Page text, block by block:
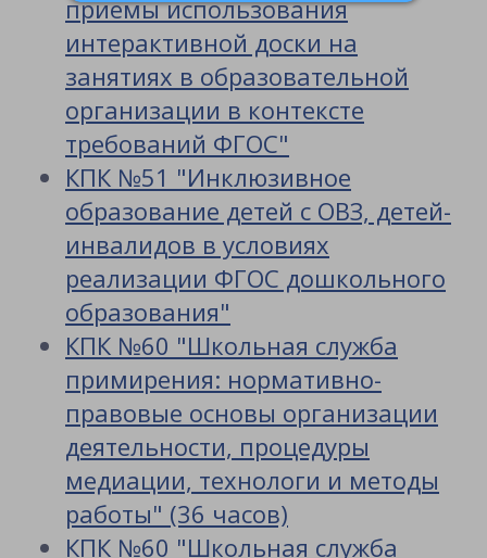
приемы использования
интерактивной доски на
занятиях в образовательной
организации в контексте
требований ФГОС"
КПК №51 "Инклюзивное
образование детей с ОВЗ, детей-
инвалидов в условиях
реализации ФГОС дошкольного
образования"
КПК №60 "Школьная служба
примирения: нормативно-
правовые основы организации
деятельности, процедуры
медиации, технологи и методы
работы" (36 часов)
КПК №60 "Школьная служба